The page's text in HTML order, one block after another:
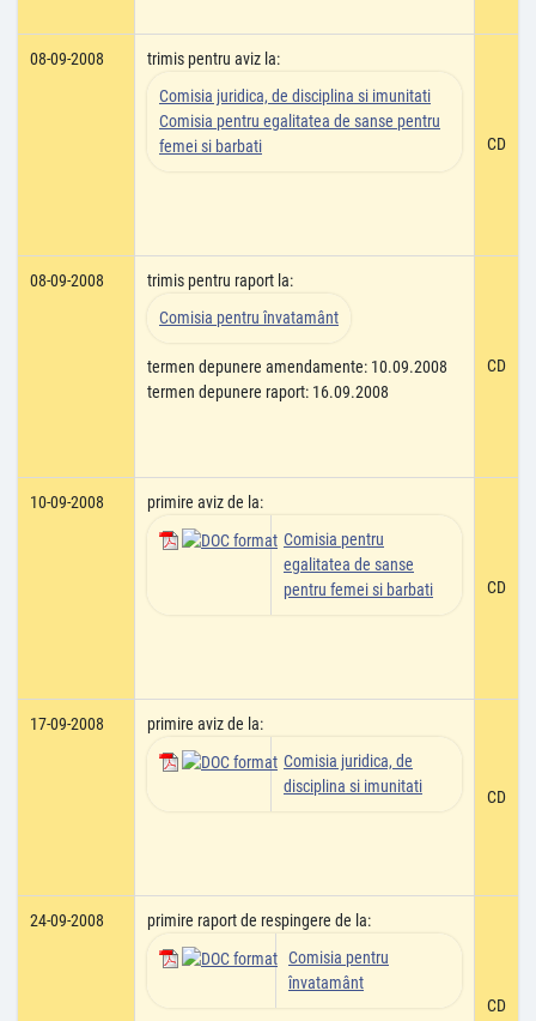
08-09-2008
trimis pentru aviz la:
Comisia juridica, de disciplina si imunitati
Comisia pentru egalitatea de sanse pentru
femei si barbati
CD
08-09-2008
trimis pentru raport la:
Comisia pentru învatamânt
termen depunere amendamente: 10.09.2008
termen depunere raport: 16.09.2008
CD
10-09-2008
primire aviz de la:
Comisia pentru
egalitatea de sanse
pentru femei si barbati
CD
17-09-2008
primire aviz de la:
Comisia juridica, de
disciplina si imunitati
CD
24-09-2008
primire raport de respingere de la:
Comisia pentru
învatamânt
CD